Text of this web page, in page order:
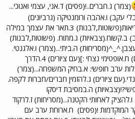
(צמר) ג.חברים..!(פסים) ד.אני, עצמי ואנוכי...
עקב) ו.אהבה ורומנטיקה (גרביונים)
ז.אושר(עם ציורים) ח.בריאות(פשוטות,לבנות) 3.תאר את עצמך במילה
ב.קשוח.(צבאיות) ג.מתוח. (פשוטות,לבנות)
ה.ביתי...(צמר) ו.אלגנטי.
(גרביונים) ז.צומי!!!(פסים) ח.אופטימי נצחי :](עם ציורים) 4.הדרך
ערב חופשי: א.בחיק המשפחה...(צמר)
ציורים) ג.להזמין חברים/חברות לקפה.
ה.במסיבת דיסקו
לאחותי הקטנה...(מסריחות) ז.לרקוד
המוקדמות !(פסים) ח.ארוחת ערב עם